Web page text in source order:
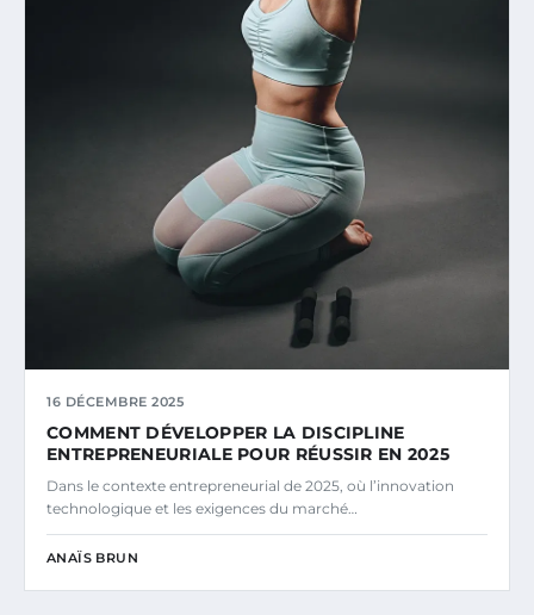
16 DÉCEMBRE 2025
COMMENT DÉVELOPPER LA DISCIPLINE
ENTREPRENEURIALE POUR RÉUSSIR EN 2025
Dans le contexte entrepreneurial de 2025, où l’innovation
technologique et les exigences du marché…
ANAÏS BRUN